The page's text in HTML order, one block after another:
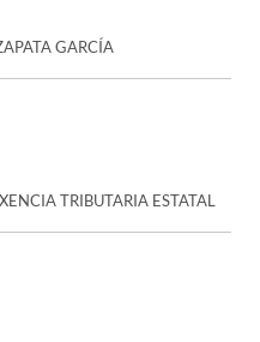
GARCÍA
TRIBUTARIA ESTATAL